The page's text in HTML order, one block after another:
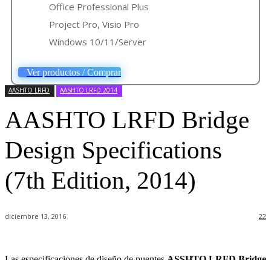
Office Professional Plus
Project Pro, Visio Pro
Windows 10/11/Server
Ver productos / Comprar
AASHTO LRFD AASHTO LRFD 2014
AASHTO LRFD Bridge
Design Specifications
(7th Edition, 2014)
diciembre 13, 2016 22